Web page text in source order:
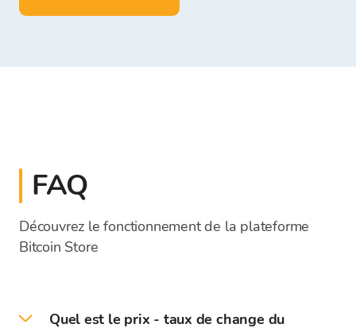
FAQ
Découvrez le fonctionnement de la plateforme
Bitcoin Store
Quel est le prix - taux de change du